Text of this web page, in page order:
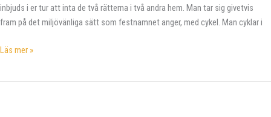
inbjuds i er tur att inta de två rätterna i två andra hem. Man tar sig givetvis
fram på det miljövänliga sätt som festnamnet anger, med cykel. Man cyklar i
CYKELFEST
Läs mer »